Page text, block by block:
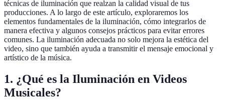
técnicas de iluminación que realzan la calidad visual de tus
producciones. A lo largo de este artículo, exploraremos los
elementos fundamentales de la iluminación, cómo integrarlos de
manera efectiva y algunos consejos prácticos para evitar errores
comunes. La iluminación adecuada no solo mejora la estética del
video, sino que también ayuda a transmitir el mensaje emocional y
artístico de la música.
1. ¿Qué es la Iluminación en Videos
Musicales?